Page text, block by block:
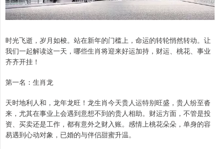
时光飞逝，岁月如梭。站在新年的门槛上，命运的转轮悄然转动。让
我们一起解读这一天，哪些生肖将迎来好运加持，财运、桃花、事业
齐齐开挂！
第一名：生肖龙
天时地利人和，龙年龙旺！龙生肖今天贵人运特别旺盛，贵人纷至沓
来，尤其在事业上会遇到意想不到的贵人相助。财运方面，不管是投
资、买卖还是工作，都有意外之财入账。感情上桃花朵朵，单身的容
易遇到心动对象，已婚的与伴侣甜蜜升温。